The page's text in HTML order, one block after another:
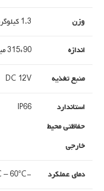
وزن 1.3 کیلوگرم
اندازه 90*315 میلی متر
منبع تغذیه DC 12V
استاندارد
حفاظتی محیط
خارجی
IP66
دمای عملکرد -15°C – 60°C